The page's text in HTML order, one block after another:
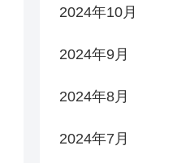
2024年10月
2024年9月
2024年8月
2024年7月